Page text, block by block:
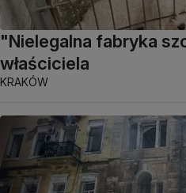
"Nielegalna fabryka
właściciela
KRAKÓW